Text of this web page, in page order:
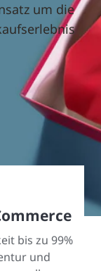
um die
bis zu 99%
und